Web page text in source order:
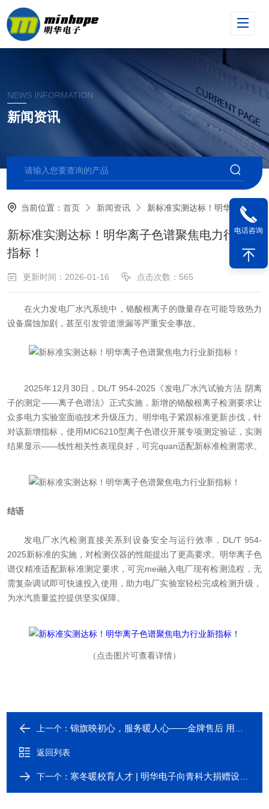
NEWS INFORMATION
新闻资讯
当前位置：首页 新闻资讯 新标准实测达标！明华离子色谱聚焦电力行业新指标！
新标准实测达标！明华离子色谱聚焦电力行业新
指标！
更新时间：2026-01-16 点击次数：565
在火力发电厂水汽系统中，铬酸根离子的微量存在可能导致热力
设备腐蚀加剧，甚至引发管道泄漏等严重安全事故。
2025年12月30日，DL/T 954-2025《发电厂水汽试验方法 阴离
子的测定——离子色谱法》正式实施，新增的铬酸根离子检测要求让
众多电力实验室面临技术升级压力。明华电子紧跟标准更新步伐，针
对该新增指标，使用MIC6210型离子色谱仪开展专项测定验证，实测
结果显示——线性相关性表现良好，可完quan适配新标准检测需求。
结语
发电厂水汽检测直接关系到设备安全与运行效率，DL/T 954-
2025新标准的实施，对检测仪器的性能提出了更高要求。明华离子色
谱仪精准适配新标准测定要求，可完mei融入电厂现有检测流程，无
需复杂调试即可快速投入使用，助力电厂实验室轻松完成检测升级，
为水汽质量监控提供坚实保障。
（点击图片可查看详情）
上一个：锦旗映初心，服务暖人心——金牌售后 用专业赢得信赖
返回列表
下一个： 寒冬暖校育人才 | 明华电子向青科大捐赠设备并共建实验室
电话咨询